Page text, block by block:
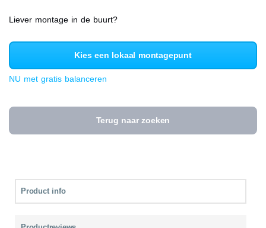
Liever montage in de buurt?
Kies een lokaal montagepunt
NU met gratis balanceren
Terug naar zoeken
Product info